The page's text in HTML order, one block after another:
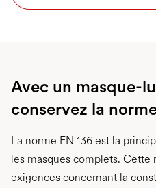
Avec un masque-
conservez la
La norme EN 136 est la
les masques complets.
exigences concernant la